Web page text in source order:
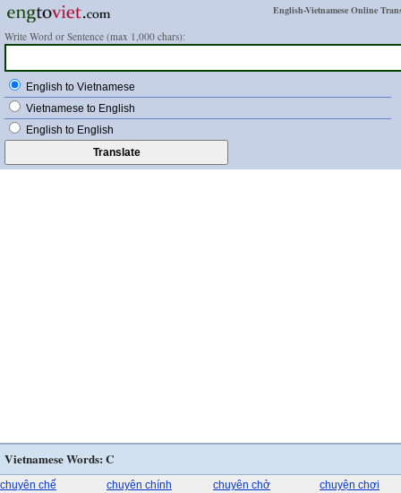
English-Vietnamese Online
Write Word or Sentence (max 1,000 chars):
English to Vietnamese
Vietnamese to English
English to English
Vietnamese Words: C
chuyên chế chuyên chính chuyên chở
chuyện chơi